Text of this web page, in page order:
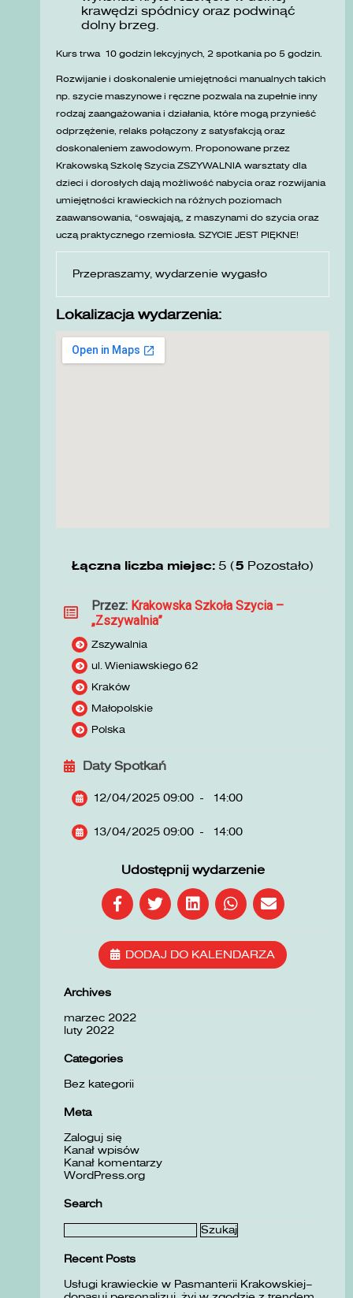
krawędzi spódnicy oraz podwinąć
dolny brzeg.
Kurs trwa 10 godzin lekcyjnych, 2 spotkania po 5 godzin.
Rozwijanie i doskonalenie umiejętności manualnych takich
np. szycie maszynowe i ręczne pozwala na zupełnie inny
rodzaj zaangażowania i działania, które mogą przynieść
odprzężenie, relaks połączony z satysfakcją oraz
doskonaleniem zawodowym. Proponowane przez
Krakowską Szkolę Szycia ZSZYWALNIA warsztaty dla
dzieci i dorosłych dają możliwość nabycia oraz rozwijania
umiejętności krawieckich na różnych poziomach
zaawansowania, „oswajają” z maszynami do szycia oraz
uczą praktycznego rzemiosła. SZYCIE JEST PIĘKNE!
Przepraszamy, wydarzenie wygasło
Lokalizacja wydarzenia:
Łączna liczba miejsc: 5 (5 Pozostało)
Przez: Krakowska Szkoła Szycia –
„Zszywalnia”
Zszywalnia
ul. Wieniawskiego 62
Kraków
Małopolskie
Polska
Daty Spotkań
12/04/2025 09:00 - 14:00
13/04/2025 09:00 - 14:00
Udostępnij wydarzenie
DODAJ DO KALENDARZA
Archives
marzec 2022
luty 2022
Categories
Bez kategorii
Meta
Zaloguj się
Kanał wpisów
Kanał komentarzy
WordPress.org
Search
Szukaj:
Recent Posts
Usługi krawieckie w Pasmanterii Krakowskiej–